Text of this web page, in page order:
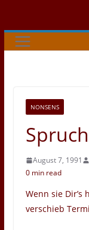
Inhalt
springen
NONSENS
August 7, 1991
0 min read
Wenn sie Dir’s
verschieb